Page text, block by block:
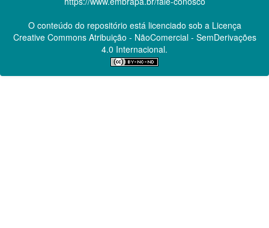
O conteúdo do repositório está licenciado sob a Licença
Creative CommonsAtribuição - NãoComercial - SemDerivações
4.0 Internacional.